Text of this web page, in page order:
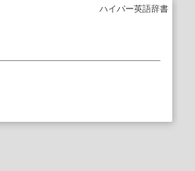
ハイパー英語辞書